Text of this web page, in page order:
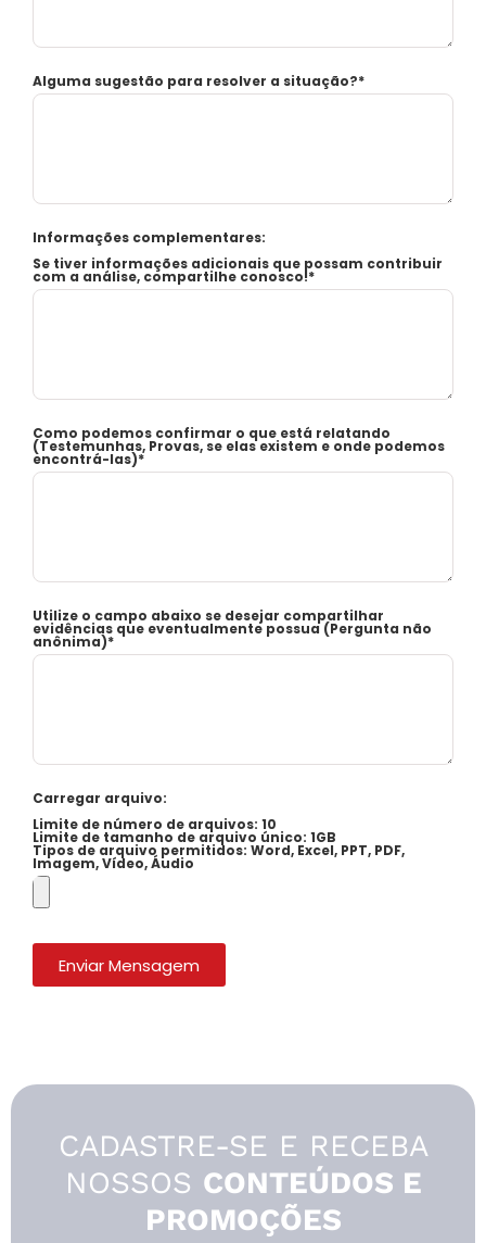
Alguma sugestão para resolver a situação?*
Informações complementares:
Se tiver informações adicionais que possam contribuir
com a análise, compartilhe conosco!*
Como podemos confirmar o que está relatando
(Testemunhas, Provas, se elas existem e onde podemos
encontrá-las)*
Utilize o campo abaixo se desejar compartilhar
evidências que eventualmente possua (Pergunta não
anônima)*
Carregar arquivo:
Limite de número de arquivos: 10
Limite de tamanho de arquivo único: 1GB
Tipos de arquivo permitidos: Word, Excel, PPT, PDF,
Imagem, Vídeo, Áudio
Enviar Mensagem
CADASTRE-SE E RECEBA
NOSSOS CONTEÚDOS E
PROMOÇÕES